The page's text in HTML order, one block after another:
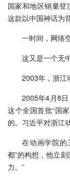
国家和地区销量登
这款以中国神话为
一时间，网络
这又是一个无
2003年，浙江
2005年4月8日
这个全国首批“国
的。习近平对浙江
在动画学院的
都”的构想，他立
力。”